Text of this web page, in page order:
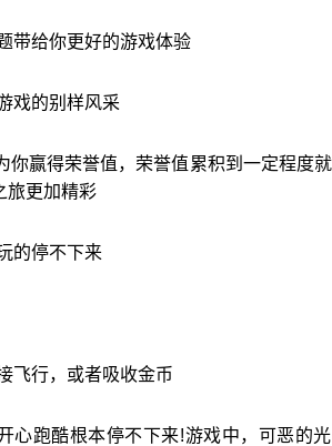
带给你更好的游戏体验
戏的别样风采
赢得荣誉值，荣誉值累积到一定程度
旅更加精彩
的停不下来
飞行，或者吸收金币
心跑酷根本停不下来!游戏中，可恶的